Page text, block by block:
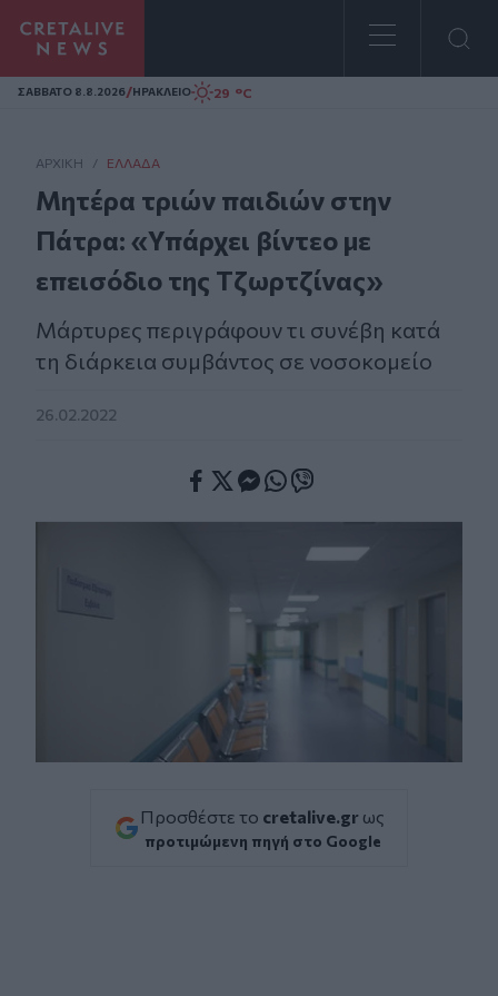
Homepage
ΣAΒΒΑΤΟ 8.8.2026/ΗΡΑΚΛΕΙΟ 29 °C
ΑΡΧΙΚΗ / ΕΛΛΆΔΑ
Μητέρα τριών παιδιών στην
Πάτρα: «Υπάρχει βίντεο με
επεισόδιο της Τζωρτζίνας»
Μάρτυρες περιγράφουν τι συνέβη κατά
τη διάρκεια συμβάντος σε νοσοκομείο
26.02.2022
Προσθέστε το cretalive.gr ως
προτιμώμενη πηγή στο Google